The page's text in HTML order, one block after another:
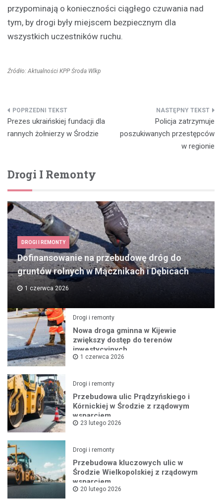
przypominają o konieczności ciągłego czuwania nad
tym, by drogi były miejscem bezpiecznym dla
wszystkich uczestników ruchu.
Źródło: Aktualności KPP Środa Wlkp
Nawigacja
wpisu
Prezes ukraińskiej fundacji dla
rannych żołnierzy w Środzie
Policja zatrzymuje
poszukiwanych przestępców
w regionie
Drogi I Remonty
DROGI I REMONTY
Dofinansowanie na przebudowę dróg do
gruntów rolnych w Mącznikach i Dębicach
1 czerwca 2026
Drogi i remonty
Nowa droga gminna w Kijewie
zwiększy dostęp do terenów
inwestycyjnych
1 czerwca 2026
Drogi i remonty
Przebudowa ulic Prądzyńskiego i
Kórnickiej w Środzie z rządowym
wsparciem
23 lutego 2026
Drogi i remonty
Przebudowa kluczowych ulic w
Środzie Wielkopolskiej z rządowym
wsparciem
20 lutego 2026